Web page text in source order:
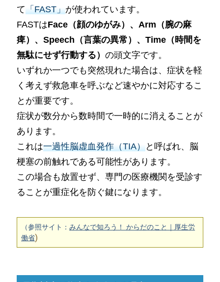
て「FAST」が使われています。
FASTはFace（顔のゆがみ）、Arm（腕の麻
痺）、Speech（言葉の異常）、Time（時間を
無駄にせず行動する）の頭文字です。
いずれか一つでも突然現れた場合は、症状を軽
く考えず救急車を呼ぶなど速やかに対応するこ
とが重要です。
症状が数分から数時間で一時的に消えることが
あります。
これは一過性脳虚血発作（TIA）と呼ばれ、脳
梗塞の前触れである可能性があります。
この場合も放置せず、専門の医療機関を受診す
ることが重症化を防ぐ鍵になります。
（参照サイト：みんなで知ろう！ からだのこと｜厚生労
働省)